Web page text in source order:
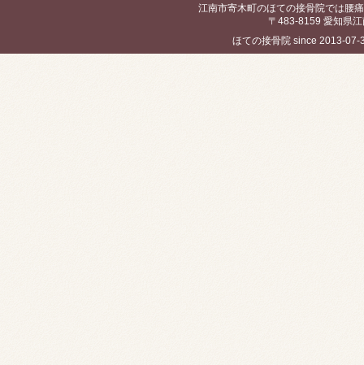
ほての接骨院 since 2013-
江南市寄木町のほての接骨院では腰
〒483-8159 愛知県